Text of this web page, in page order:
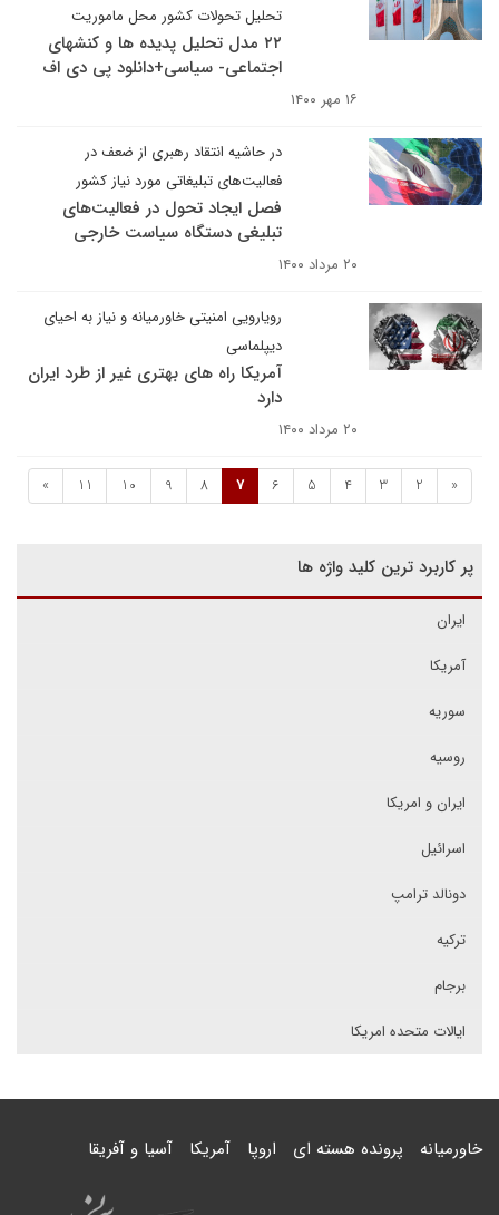
تحلیل تحولات کشور محل ماموریت
۲۲ مدل تحلیل پدیده ها و کنشهای
اجتماعی- سیاسی+دانلود پی دی اف
۱۶ مهر ۱۴۰۰
در حاشیه انتقاد رهبری از ضعف در
فعالیت‌های تبلیغاتی مورد نیاز کشور
فصل ایجاد تحول در فعالیت‌های
تبلیغی دستگاه سیاست خارجی
۲۰ مرداد ۱۴۰۰
رویارویی امنیتی خاورمیانه و نیاز به احیای
دیپلماسی
آمریکا راه های بهتری غیر از طرد ایران
دارد
۲۰ مرداد ۱۴۰۰
«
2
3
4
5
6
7
8
9
10
11
»
پر کاربرد ترین کلید واژه ها
ایران
آمریکا
سوریه
روسیه
ایران و امریکا
اسرائیل
دونالد ترامپ
ترکیه
برجام
ایالات متحده امریکا
خاورمیانه پرونده هسته ای اروپا آمریکا آسیا و آفریقا